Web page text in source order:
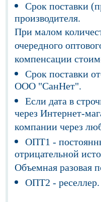
Срок поставки
производителя.
При малом
очередного
компенсации
Срок поставки
ООО "СанНет".
Если дата в
через Интернет-
компании через
ОПТ1 -
отрицательной
Объемная разовая
ОПТ2 -